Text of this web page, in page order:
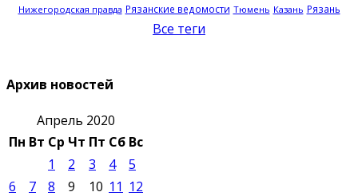
Нижегородская правда Рязанские ведомости Тюмень Казань Рязань
Все теги
Архив новостей
Апрель 2020
Пн Вт Ср Чт Пт Сб Вс
1
2 3 4
5
6
7 8 9 10 11 12